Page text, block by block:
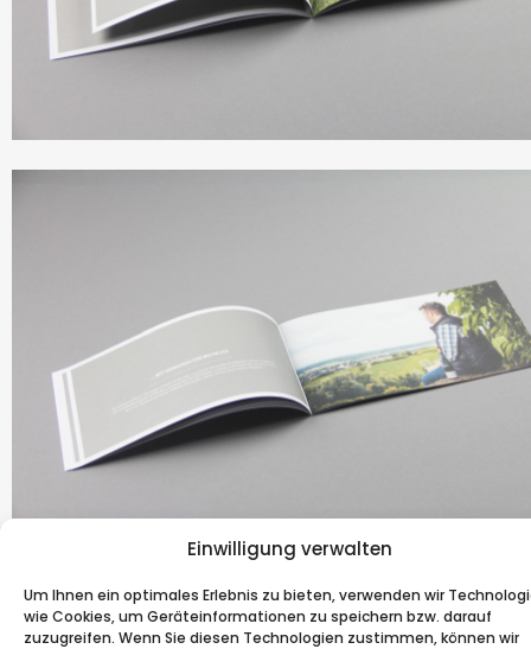
Einwilligung verwalten
Um Ihnen ein optimales Erlebnis zu bieten, verwenden wir
wie Cookies, um Geräteinformationen zu speichern bzw. darauf
zuzugreifen. Wenn Sie diesen Technologien zustimmen, können wir
ZURÜCK